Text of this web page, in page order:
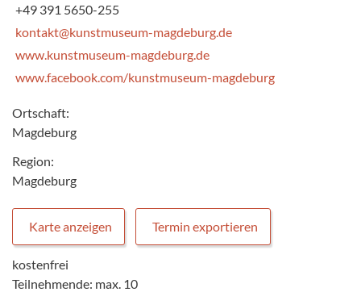
+49 391 5650-255
kontakt@kunstmuseum-magdeburg.de
www.kunstmuseum-magdeburg.de
www.facebook.com/kunstmuseum-magdeburg
Ortschaft:
Magdeburg
Region:
Magdeburg
Karte anzeigen Termin exportieren
kostenfrei
Teilnehmende: max. 10